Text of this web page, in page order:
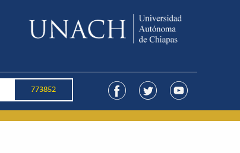
773852